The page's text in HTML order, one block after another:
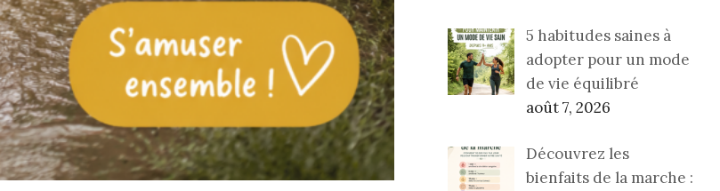
5 habitudes saines à
adopter pour un mode
de vie équilibré
août 7, 2026
Découvrez les
bienfaits de la marche :